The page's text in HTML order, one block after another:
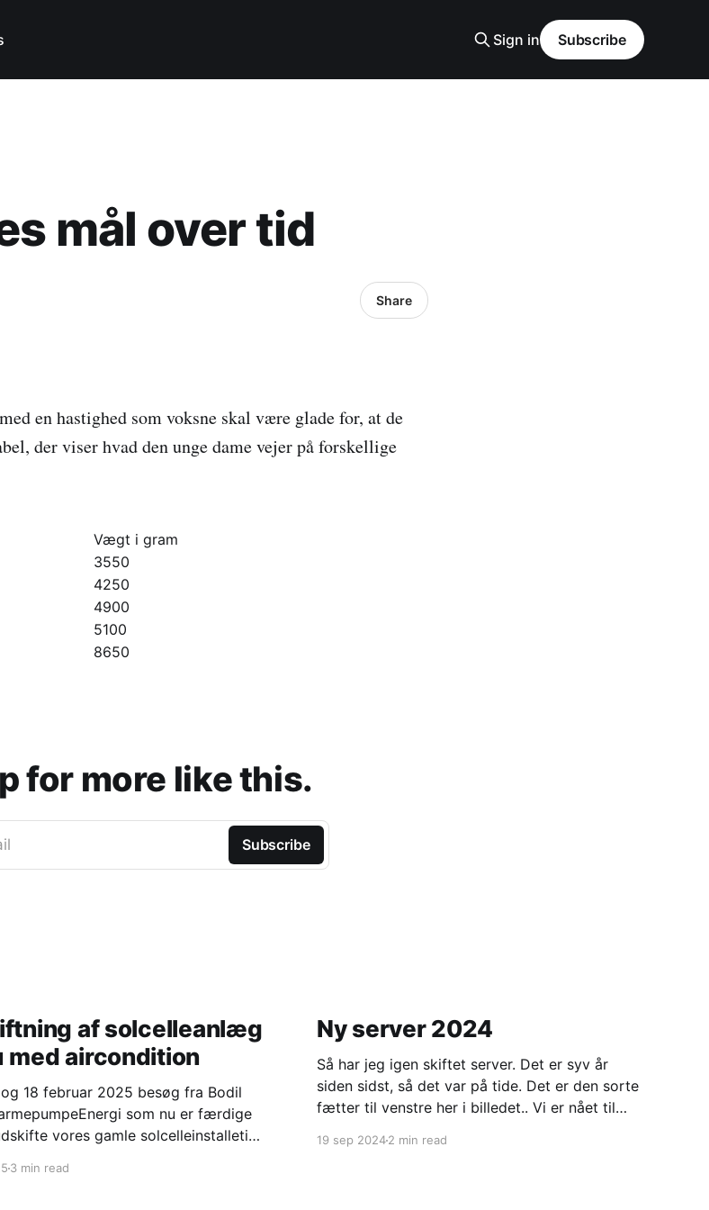
Sign in Subscribe
mål over tid
Share
en hastighed som voksne skal være glade for, at de
der viser hvad den unge dame vejer på forskellige
Vægt i gram
3550
4250
4900
5100
8650
for more like this.
Subscribe
af solcelleanlæg
med aircondition
18 februar 2025 besøg fra Bodil
som nu er færdige
vores gamle solcelleinstalletion
3 min read
Ny server 2024
Så har jeg igen skiftet server. Det er syv år
siden sidst, så det var på tide. Det er den sorte
fætter til venstre her i billedet.. Vi er nået til
19 sep 20242 min read